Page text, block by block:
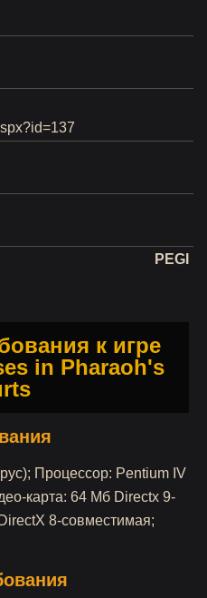
PEGI
к игре
in Pharaoh's
Процессор: Pentium IV
карта: 64 Мб Directx 9-
8-совместимая;